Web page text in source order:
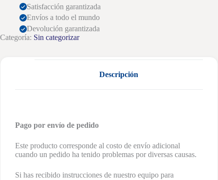
Satisfacción garantizada
Envíos a todo el mundo
Devolución garantizada
Categoría: Sin categorizar
Descripción
Pago por envío de pedido
Este producto corresponde al costo de envío adicional
cuando un pedido ha tenido problemas por diversas causas.
Si has recibido instrucciones de nuestro equipo para